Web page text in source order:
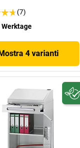
(7)
Werktage
Mostra 4 varianti